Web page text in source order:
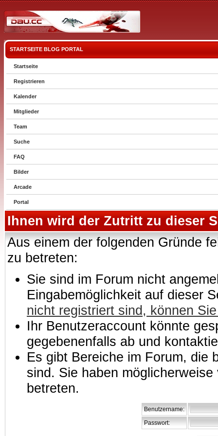
STARTSEITE BLOG PORTAL
Startseite
Registrieren
Kalender
Mitglieder
Team
Suche
FAQ
Bilder
Arcade
Portal
Ihnen wird der Zutritt zu dieser
Aus einem der folgenden Gründe
zu betreten:
Sie sind im Forum nicht
Eingabemöglichkeit auf dieser
nicht registriert sind, können
Ihr Benutzeraccount könnte
gegebenenfalls ab und
Es gibt Bereiche im Forum, die
sind. Sie haben
betreten.
Benutzername:
Passwort: